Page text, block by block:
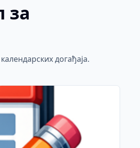
за
догађаја.